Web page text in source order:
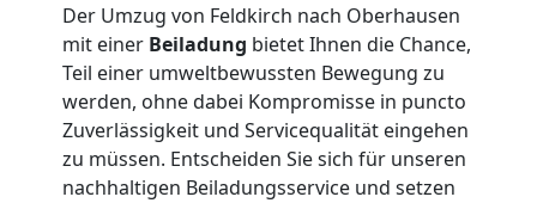
Der Umzug von Feldkirch nach Oberhausen
mit einer Beiladung bietet Ihnen die Chance,
Teil einer umweltbewussten Bewegung zu
werden, ohne dabei Kompromisse in puncto
Zuverlässigkeit und Servicequalität eingehen
zu müssen. Entscheiden Sie sich für unseren
nachhaltigen Beiladungsservice und setzen
Feldkirch
Fernumzug